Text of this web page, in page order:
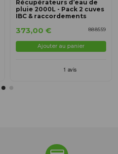
Récupérateurs d’eau de
pluie 2000L - Pack 2 cuves
IBC & raccordements
888559
373,00 €
Ajouter au panier